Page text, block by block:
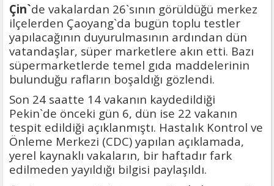
Çin`de vakalardan 26`sının görüldüğü merkez
ilçelerden Çaoyang`da bugün toplu testler
yapılacağının duyurulmasının ardından dün
vatandaşlar, süper marketlere akın etti. Bazı
süpermarketlerde temel gıda maddelerinin
bulunduğu rafların boşaldığı gözlendi.
Son 24 saatte 14 vakanın kaydedildiği
Pekin`de önceki gün 6, dün ise 22 vakanın
tespit edildiği açıklanmıştı. Hastalık Kontrol ve
Önleme Merkezi (CDC) yapılan açıklamada,
yerel kaynaklı vakaların, bir haftadır fark
edilmeden yayıldığı bilgisi paylaşıldı.